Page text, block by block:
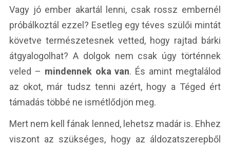
Vagy jó ember akartál lenni, csak rossz embernél
próbálkoztál ezzel? Esetleg egy téves szülői mintát
követve természetesnek vetted, hogy rajtad bárki
átgyalogolhat? A dolgok nem csak úgy történnek
veled – mindennek oka van. És amint megtalálod
az okot, már tudsz tenni azért, hogy a Téged ért
támadás többé ne ismétlődjön meg.
Mert nem kell fának lenned, lehetsz madár is. Ehhez
viszont az szükséges, hogy az áldozatszerepből